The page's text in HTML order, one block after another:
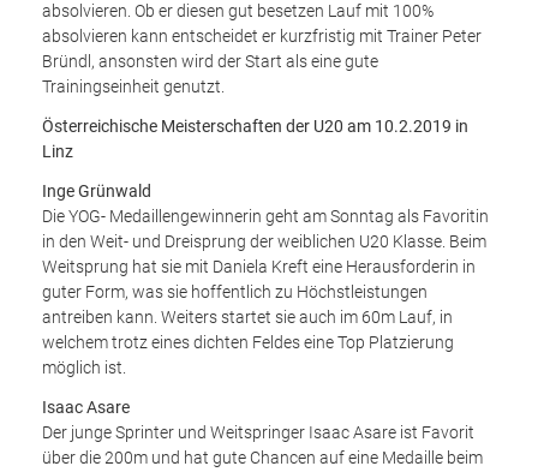
absolvieren. Ob er diesen gut besetzen Lauf mit 100%
absolvieren kann entscheidet er kurzfristig mit Trainer Peter
Bründl, ansonsten wird der Start als eine gute
Trainingseinheit genutzt.
Österreichische Meisterschaften der U20 am 10.2.2019 in
Linz
Inge Grünwald
Die YOG- Medaillengewinnerin geht am Sonntag als Favoritin
in den Weit- und Dreisprung der weiblichen U20 Klasse. Beim
Weitsprung hat sie mit Daniela Kreft eine Herausforderin in
guter Form, was sie hoffentlich zu Höchstleistungen
antreiben kann. Weiters startet sie auch im 60m Lauf, in
welchem trotz eines dichten Feldes eine Top Platzierung
möglich ist.
Isaac Asare
Der junge Sprinter und Weitspringer Isaac Asare ist Favorit
über die 200m und hat gute Chancen auf eine Medaille beim